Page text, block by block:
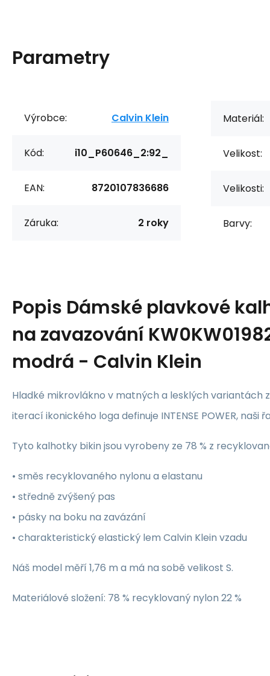
Parametry
Výrobce: Calvin Klein
Kód: i10_P60646_2:92_
EAN: 8720107836686
Záruka: 2 roky
Materiál:
Velikost:
Velikosti:
Barvy:
Popis Dámské plavkové
na zavazování
modrá - Calvin Klein
Hladké mikrovlákno v matných a lesklých variantách
iterací ikonického loga definuje INTENSE POWER,
Tyto kalhotky bikin jsou vyrobeny ze 78 % z
• směs recyklovaného nylonu a elastanu
• středně zvýšený pas
• pásky na boku na zavázání
• charakteristický elastický lem Calvin Klein vzadu
Náš model měří 1,76 m a má na sobě velikost S.
Materiálové složení: 78 % recyklovaný nylon 22 %